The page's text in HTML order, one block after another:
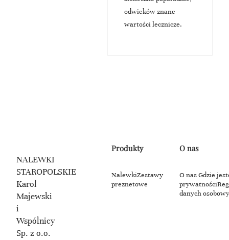
odwieków znane
wartości lecznicze.
NALEWKI
STAROPOLSKIE
Karol
Majewski
i
Wspólnicy
Sp. z o.o.
Produkty
NalewkiZestawy
preznetowe
O nas
O nasGdzie
prywatności
danych